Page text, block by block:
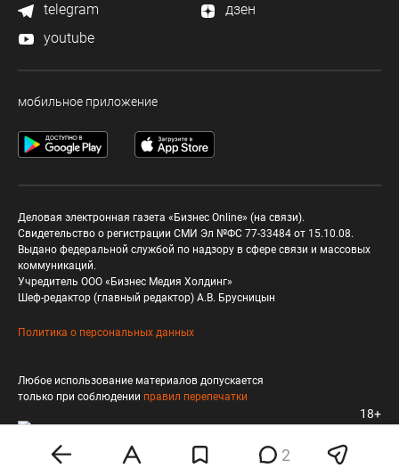
2
telegram
дзен
youtube
мобильное приложение
Деловая электронная газета «Бизнес Online» (на связи).
Свидетельство о регистрации СМИ Эл №ФС 77-33484 от 15.10.08.
Выдано федеральной службой по надзору в сфере связи и массовых
коммуникаций.
Учредитель ООО «Бизнес Медия Холдинг»
Шеф-редактор (главный редактор) А.В. Брусницын
Политика о персональных данных
Любое использование материалов допускается
только при соблюдении правил перепечатки
18+